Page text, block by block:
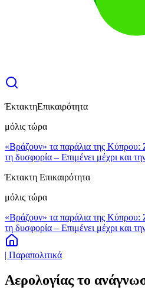
ΈκτακτηΕπικαιρότητα
μόλις τώρα
«Βράζουν» τα παράλια της Κύπρου:
τη δυσφορία – Επιμένει μέχρι και
Έκτακτη Επικαιρότητα
μόλις τώρα
«Βράζουν» τα παράλια της Κύπρου:
τη δυσφορία – Επιμένει μέχρι και
| Παραπολιτικά
Αερολογίας το